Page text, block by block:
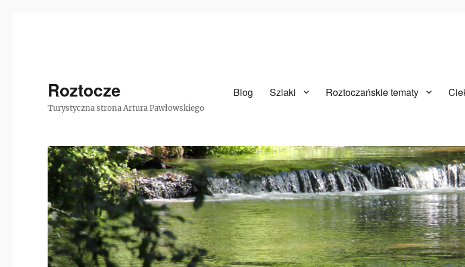
Roztocze
Turystyczna strona Artura Pawłowskiego
Blog Szlaki Roztoczańskie tematy